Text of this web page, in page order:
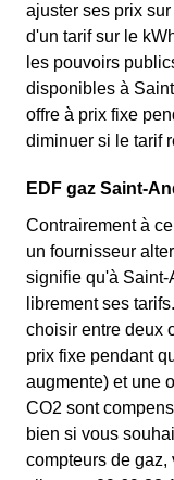
ajuster ses prix
d'un tarif sur le
les pouvoirs
disponibles à
offre à prix fixe
diminuer si le tarif
EDF gaz Saint-
Contrairement à
un fournisseur
signifie qu'à
librement ses
choisir entre deux
prix fixe pendant
augmente) et une
CO2 sont
bien si vous
compteurs de